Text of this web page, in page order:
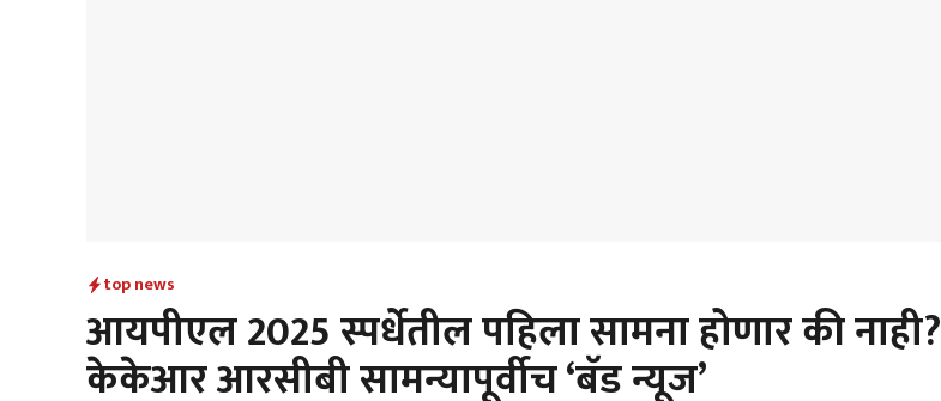
top news
आयपीएल 2025 स्पर्धेतील पहिला सामना होणार की नाही?
केकेआर आरसीबी सामन्यापूर्वीच ‘बॅड न्यूज’